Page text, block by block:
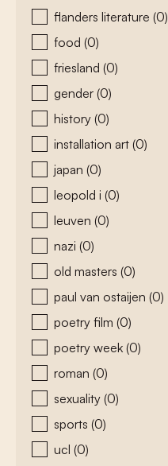
flanders literature (0)
food (0)
friesland (0)
gender (0)
history (0)
installation art (0)
japan (0)
leopold i (0)
leuven (0)
nazi (0)
old masters (0)
paul van ostaijen (0)
poetry film (0)
poetry week (0)
roman (0)
sexuality (0)
sports (0)
ucl (0)